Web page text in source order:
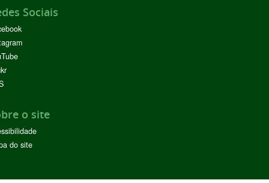
Sociais
o site
do site